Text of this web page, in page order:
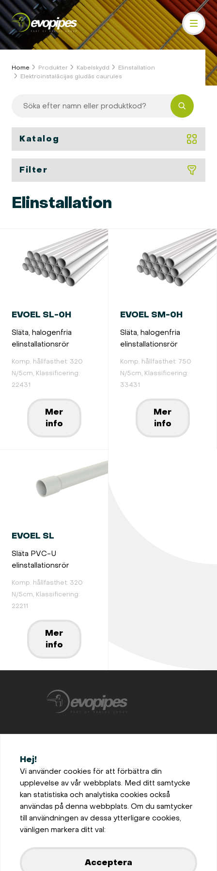
Home Produkter Kabelskydd
Elinstallation
Elektroinstalācijas gludās caurules
Katalog
Filter
Elinstallation
EVOEL SL-0H
Släta, halogenfria
elinstallationsrör
Komp. hållfasthet: 320
N/5cm, Klassificering:
22431
Mer
info
EVOEL SM-0H
Släta, halogenfria
elinstallationsrör
Komp. hållfasthet: 750
N/5cm, Klassificering:
33431
Mer
info
EVOEL SL
Släta PVC-U
elinstallationsrör
Komp. hållfasthet: 320
N/5cm, Klassificering:
22211
Mer
info
Hej!
Vi använder cookies för att förbättra din
upplevelse av vår webbplats. Med ditt samtycke
kan statistiska och analytiska cookies också
användas på denna webbplats. Om du samtycker
till användningen av dessa ytterligare cookies,
vänligen markera ditt val:
Acceptera
office@evopipes.se
Bro, Solhaug 105, 696 91
Askersund, Sweden
Inställningar för cookies
Privaatsus ja küpsiste
poliitika